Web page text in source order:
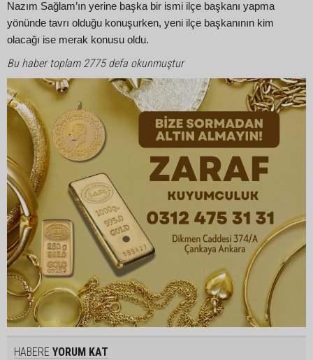
Nazım Sağlam’ın yerine başka bir ismi ilçe başkanı yapma
yönünde tavrı olduğu konuşurken, yeni ilçe başkanının kim
olacağı ise merak konusu oldu.
Bu haber toplam 2775 defa okunmuştur
HABERE YORUM KAT